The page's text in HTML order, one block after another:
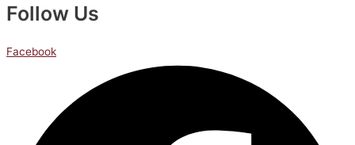
Follow Us
Facebook